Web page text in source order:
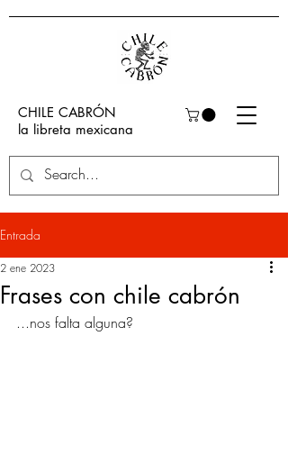
CHILE CABRÓN
la libreta mexicana
Entrada
Frases con chile cabrón
2 ene 2023
...nos falta alguna?